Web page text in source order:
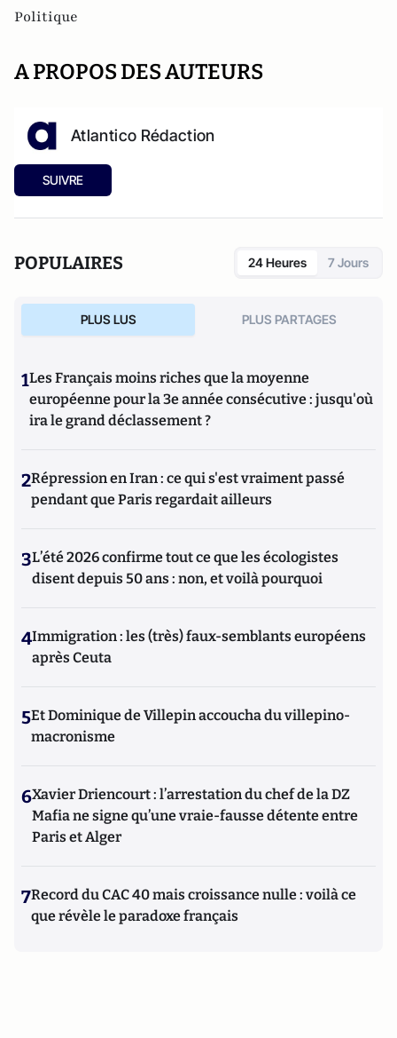
Politique
A PROPOS DES AUTEURS
Atlantico Rédaction
SUIVRE
POPULAIRES 24 Heures 7 Jours
PLUS LUS PLUS PARTAGES
1Les Français moins riches que la moyenne
européenne pour la 3e année consécutive : jusqu'où
ira le grand déclassement ?
2Répression en Iran : ce qui s'est vraiment passé
pendant que Paris regardait ailleurs
3L’été 2026 confirme tout ce que les écologistes
disent depuis 50 ans : non, et voilà pourquoi
4Immigration : les (très) faux-semblants européens
après Ceuta
5Et Dominique de Villepin accoucha du villepino-
macronisme
6Xavier Driencourt : l’arrestation du chef de la DZ
Mafia ne signe qu’une vraie-fausse détente entre
Paris et Alger
7Record du CAC 40 mais croissance nulle : voilà ce
que révèle le paradoxe français